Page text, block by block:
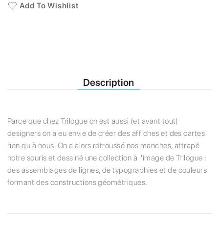
Add To Wishlist
Description
Parce que chez Trilogue on est aussi (et avant tout)
designers on a eu envie de créer des affiches et des cartes
rien qu'à nous. On a alors retroussé nos manches, attrapé
notre souris et dessiné une collection à l'image de Trilogue :
des assemblages de lignes, de typographies et de couleurs
formant des constructions géométriques.